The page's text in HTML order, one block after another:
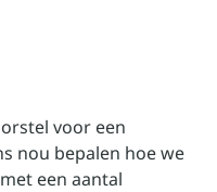
voor een
nou bepalen hoe we
een aantal